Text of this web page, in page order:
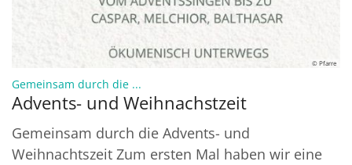
© Pfarre
Gemeinsam durch die ...
Advents- und Weihnachstzeit
Gemeinsam durch die Advents- und
Weihnachtszeit Zum ersten Mal haben wir eine